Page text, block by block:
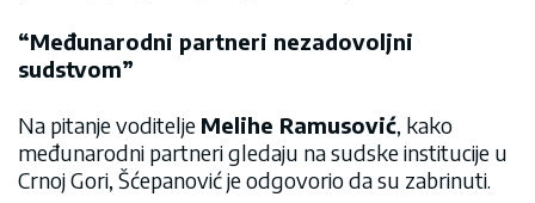
“Međunarodni partneri nezadovoljni
sudstvom”
Na pitanje voditelje Melihe Ramusović, kako
međunarodni partneri gledaju na sudske institucije u
Crnoj Gori, Šćepanović je odgovorio da su zabrinuti.